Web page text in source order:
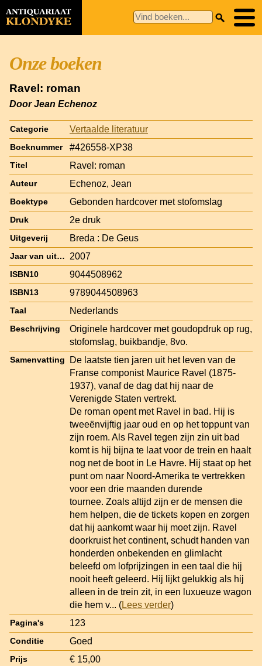
Onze boeken
Ravel: roman
Door Jean Echenoz
Categorie Vertaalde literatuur
Boeknummer #426558-XP38
Titel Ravel: roman
Auteur Echenoz, Jean
Boektype Gebonden hardcover met stofomslag
Druk 2e druk
Uitgeverij Breda : De Geus
Jaar van uitgave 2007
ISBN10 9044508962
ISBN13 9789044508963
Taal Nederlands
Beschrijving
Originele hardcover met goudopdruk op rug,
stofomslag, buikbandje, 8vo.
Samenvatting
De laatste tien jaren uit het leven van de
Franse componist Maurice Ravel (1875-
1937), vanaf de dag dat hij naar de
Verenigde Staten vertrekt.
De roman opent met Ravel in bad. Hij is
tweeënvijftig jaar oud en op het toppunt van
zijn roem. Als Ravel tegen zijn zin uit bad
komt is hij bijna te laat voor de trein en haalt
nog net de boot in Le Havre. Hij staat op het
punt om naar Noord-Amerika te vertrekken
voor een drie maanden durende
tournee. Zoals altijd zijn er de mensen die
hem helpen, die de tickets kopen en zorgen
dat hij aankomt waar hij moet zijn. Ravel
doorkruist het continent, schudt handen van
honderden onbekenden en glimlacht
beleefd om lofprijzingen in een taal die hij
nooit heeft geleerd. Hij lijkt gelukkig als hij
alleen in de trein zit, in een luxueuze wagon
die hem v... (Lees verder)
Pagina's 123
Conditie Goed
Prijs € 15,00